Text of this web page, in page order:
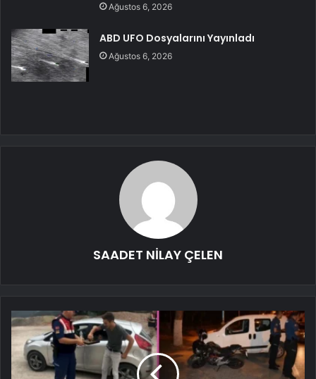
Ağustos 6, 2026
ABD UFO Dosyalarını Yayınladı
Ağustos 6, 2026
SAADET NİLAY ÇELEN